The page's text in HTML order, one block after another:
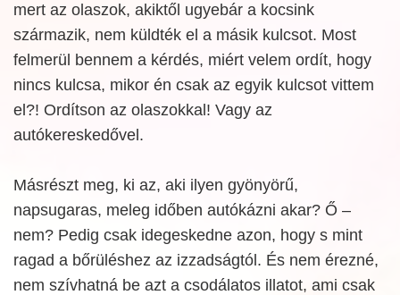
mert az olaszok, akiktől ugyebár a kocsink
származik, nem küldték el a másik kulcsot. Most
felmerül bennem a kérdés, miért velem ordít, hogy
nincs kulcsa, mikor én csak az egyik kulcsot vittem
el?! Ordítson az olaszokkal! Vagy az
autókereskedővel.
Másrészt meg, ki az, aki ilyen gyönyörű,
napsugaras, meleg időben autókázni akar? Ő –
nem? Pedig csak idegeskedne azon, hogy s mint
ragad a bőrüléshez az izzadságtól. És nem érezné,
nem szívhatná be azt a csodálatos illatot, ami csak